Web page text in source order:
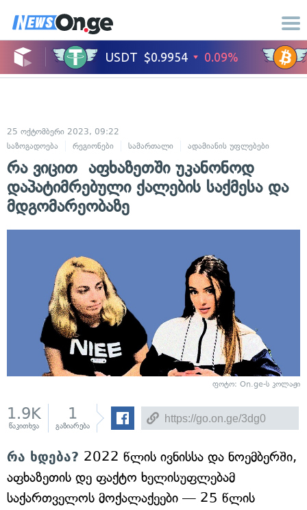
25 ოქტომბერი 2023, 09:22
საზოგადოება
რეგიონები სამართალი ადამიანის უფლებები
რა ვიცით აფხაზეთში უკანონოდ
დაპატიმრებული ქალების საქმესა და
მდგომარეობაზე
ფოტო: On.ge-ს კოლაჟი
1.9K
წაკითხვა
1
გაზიარება
რა ხდება? 2022 წლის ივნისსა და ნოემბერში,
აფხაზეთის დე ფაქტო ხელისუფლებამ
საქართველოს მოქალაქეები — 25 წლის